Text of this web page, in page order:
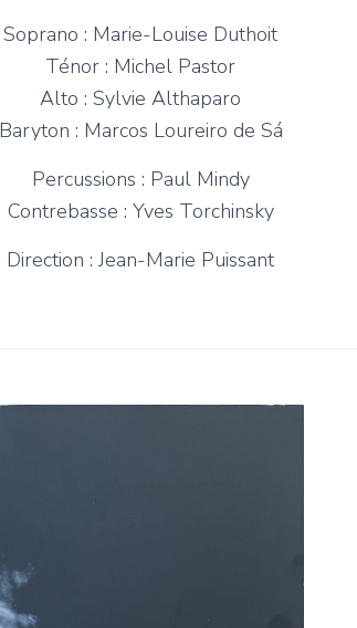
Soprano : Marie-Louise Duthoit
Ténor : Michel Pastor
Alto : Sylvie Althaparo
Baryton : Marcos Loureiro de Sá
Percussions : Paul Mindy
Contrebasse : Yves Torchinsky
Direction : Jean-Marie Puissant